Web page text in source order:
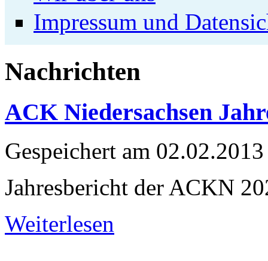
Impressum und
Nachrichten
ACK Niedersachsen
Gespeichert am 02.02.2013
Jahresbericht der ACKN
Weiterlesen